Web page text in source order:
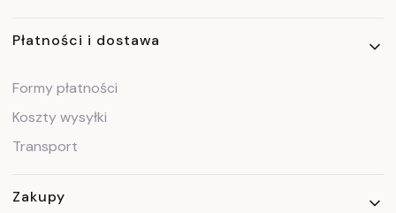
Płatności i dostawa
Formy płatności
Koszty wysyłki
Transport
Zakupy